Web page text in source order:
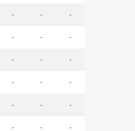
- - -
- - -
- - -
- - -
- - -
- - -